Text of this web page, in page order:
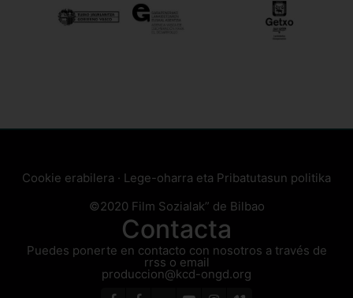
Cookie erabilera · Lege-oharra eta Pribatutasun politika
©2020 Film Sozialak” de Bilbao
Contacta
Puedes ponerte en contacto con nosotros a través de
rrss o email
produccion@kcd-ongd.org